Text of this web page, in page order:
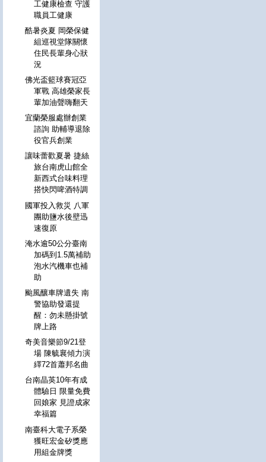
工健康檢查 守護
職員工健康
酷暑炎夏 岡榮保健
組巡視堂隊關懷
住民長輩身心狀
況
佛光盃籃球賽冠亞
軍戰 高雄榮家長
輩加油聲嗨翻天
宜蘭榮服處辦創業
諮詢 助輔導退除
役官兵創業
讓味蕾歡夏暑 捷絲
旅台南虎山館全
新西式台味料理
搭快閃啤酒特調
國軍投入救災 八軍
團助鹽水後壁迅
速復原
淹水逾50公分臺南
加碼到1.5萬補助
泡水汽機車也補
助
颱風釀車牌遺失 南
警協助發還提
醒：勿未懸掛號
牌上路
奇美音樂節9/21登
場 陳毓襄傾力演
繹72首蕭邦名曲
台南晶英10年有成
體驗日 限量免費
回娘家 見證成家
幸福篇
南臺科大電子系榮
獲旺宏金矽獎應
用組金牌獎